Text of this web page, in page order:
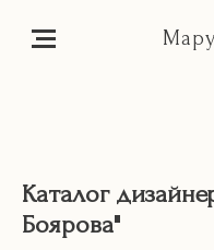
Каталог
Боярова"